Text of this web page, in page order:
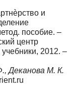
и
пособие. –
центр
2012. –
Деканова М. К.